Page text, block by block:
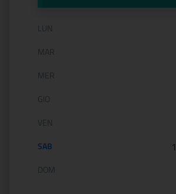
Orario di apertura:
LUN
MAR
MER
GIO
VEN
SAB
DOM